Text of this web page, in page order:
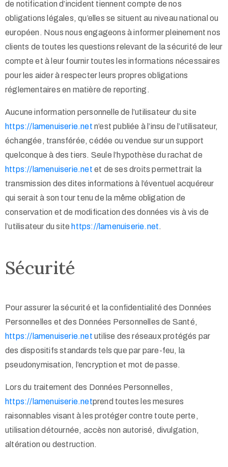
de notification d’incident tiennent compte de nos
obligations légales, qu’elles se situent au niveau national ou
européen. Nous nous engageons à informer pleinement nos
clients de toutes les questions relevant de la sécurité de leur
compte et à leur fournir toutes les informations nécessaires
pour les aider à respecter leurs propres obligations
réglementaires en matière de reporting.
Aucune information personnelle de l’utilisateur du site
https://lamenuiserie.net n’est publiée à l’insu de l’utilisateur,
échangée, transférée, cédée ou vendue sur un support
quelconque à des tiers. Seule l’hypothèse du rachat de
https://lamenuiserie.net et de ses droits permettrait la
transmission des dites informations à l’éventuel acquéreur
qui serait à son tour tenu de la même obligation de
conservation et de modification des données vis à vis de
l’utilisateur du site https://lamenuiserie.net.
Sécurité
Pour assurer la sécurité et la confidentialité des Données
Personnelles et des Données Personnelles de Santé,
https://lamenuiserie.net utilise des réseaux protégés par
des dispositifs standards tels que par pare-feu, la
pseudonymisation, l’encryption et mot de passe.
Lors du traitement des Données Personnelles,
https://lamenuiserie.netprend toutes les mesures
raisonnables visant à les protéger contre toute perte,
utilisation détournée, accès non autorisé, divulgation,
altération ou destruction.